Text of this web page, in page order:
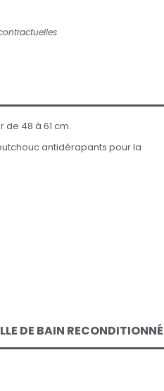
48 à 61 cm.
antidérapants pour la
DE BAIN